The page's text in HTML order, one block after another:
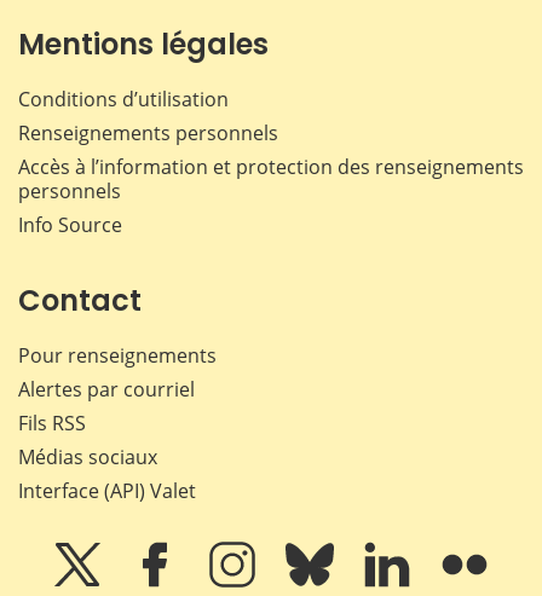
Mentions légales
Conditions d’utilisation
Renseignements personnels
Accès à l’information et protection des renseignements
personnels
Info Source
Contact
Pour renseignements
Alertes par courriel
Fils RSS
Médias sociaux
Interface (API) Valet